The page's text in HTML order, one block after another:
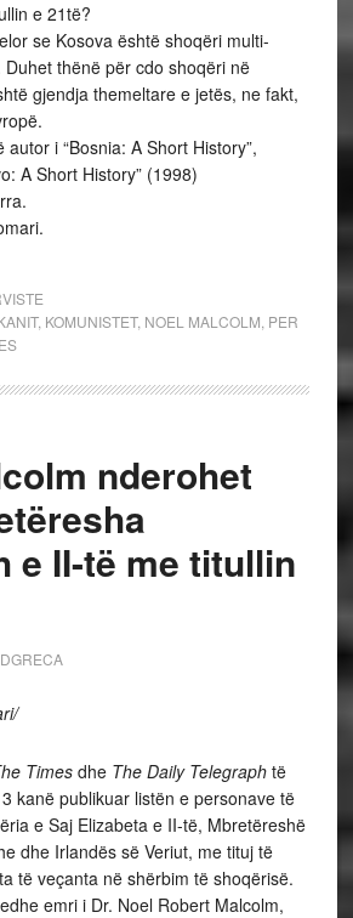
e 21të?
se Kosova është shoqëri multi-
thënë për cdo shoqëri në
gjendja themeltare e jetës, ne fakt,
i “Bosnia: A Short History”,
A Short History” (1998)
, KOMUNISTET, NOEL MALCOLM PER
nderohet
e II-të me titullin
DGRECA
Timesdhe The Daily Telegraphtë
kanë publikuar listën e personave të
e Saj Elizabeta e II-të, Mbretëreshë
dhe Irlandës së Veriut, me tituj të
të veçanta në shërbim të shoqërisë.
emri i Dr. Noel Robert Malcolm,